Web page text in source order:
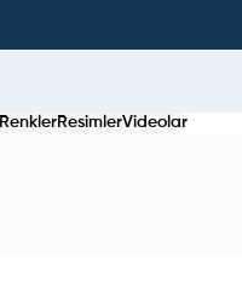
RenklerResimlerVideolar